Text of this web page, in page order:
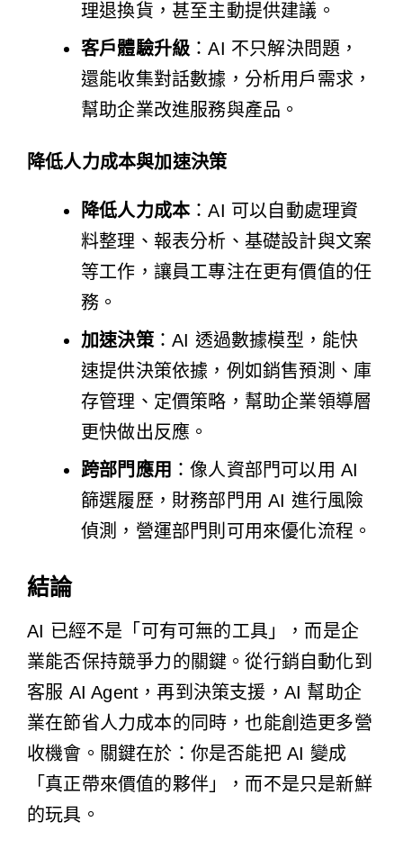
理退換貨，甚至主動提供建議。
客戶體驗升級：AI 不只解決問題，
還能收集對話數據，分析用戶需求，
幫助企業改進服務與產品。
降低人力成本與加速決策
降低人力成本：AI 可以自動處理資
料整理、報表分析、基礎設計與文案
等工作，讓員工專注在更有價值的任
務。
加速決策：AI 透過數據模型，能快
速提供決策依據，例如銷售預測、庫
存管理、定價策略，幫助企業領導層
更快做出反應。
跨部門應用 ：像人資部門可以用 AI
篩選履歷，財務部門用 AI 進行風險
偵測，營運部門則可用來優化流程。
結論
AI 已經不是「可有可無的工具」，而是企
業能否保持競爭力的關鍵。從行銷自動化到
客服 AI Agent，再到決策支援，AI 幫助企
業在節省人力成本的同時，也能創造更多營
收機會。關鍵在於：你是否能把 AI 變成
「真正帶來價值的夥伴」，而不是只是新鮮
的玩具。